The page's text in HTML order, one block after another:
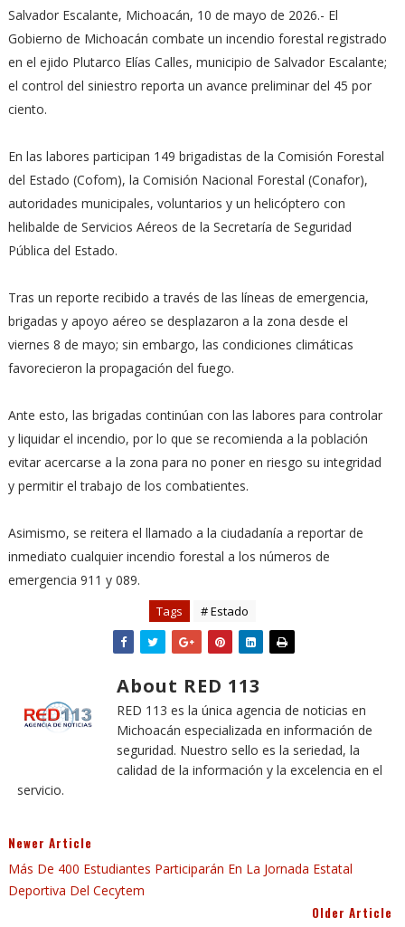
Salvador Escalante, Michoacán, 10 de mayo de 2026.- El
Gobierno de Michoacán combate un incendio forestal registrado
en el ejido Plutarco Elías Calles, municipio de Salvador Escalante;
el control del siniestro reporta un avance preliminar del 45 por
ciento.
En las labores participan 149 brigadistas de la Comisión Forestal
del Estado (Cofom), la Comisión Nacional Forestal (Conafor),
autoridades municipales, voluntarios y un helicóptero con
helibalde de Servicios Aéreos de la Secretaría de Seguridad
Pública del Estado.
Tras un reporte recibido a través de las líneas de emergencia,
brigadas y apoyo aéreo se desplazaron a la zona desde el
viernes 8 de mayo; sin embargo, las condiciones climáticas
favorecieron la propagación del fuego.
Ante esto, las brigadas continúan con las labores para controlar
y liquidar el incendio, por lo que se recomienda a la población
evitar acercarse a la zona para no poner en riesgo su integridad
y permitir el trabajo de los combatientes.
Asimismo, se reitera el llamado a la ciudadanía a reportar de
inmediato cualquier incendio forestal a los números de
emergencia 911 y 089.
Tags # Estado
About RED 113
RED 113 es la única agencia de noticias en
Michoacán especializada en información de
seguridad. Nuestro sello es la seriedad, la
calidad de la información y la excelencia en el
servicio.
Newer Article
Más De 400 Estudiantes Participarán En La Jornada Estatal
Deportiva Del Cecytem
Older Article